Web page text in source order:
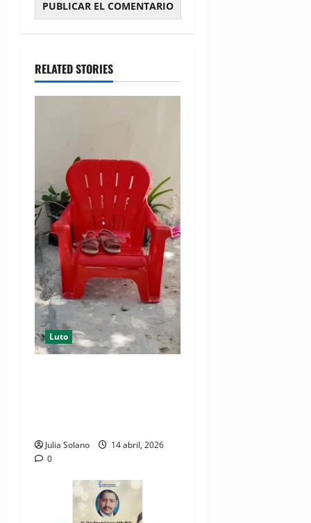
RELATED STORIES
Luto
Julia Solano
14 abril, 2026
0